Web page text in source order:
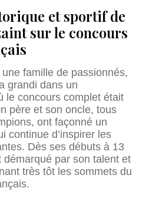
et sportif de
sur le concours
famille de passionnés,
grandi dans un
le concours complet était
père et son oncle, tous
ont façonné un
continue d’inspirer les
Dès ses débuts à 13
démarqué par son talent et
très tôt les sommets du